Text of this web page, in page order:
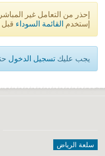
إحذر من التعامل غير
إستخدم القائمة السوداء قبل
يجب عليك تسجيل الدخول
سلعة الرياض